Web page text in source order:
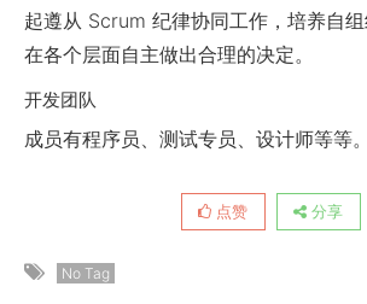
起遵从 Scrum 纪律协同工作，培养自
在各个层面自主做出合理的决定。
开发团队
成员有程序员、测试专员、设计师等等。
点赞 分享
No Tag